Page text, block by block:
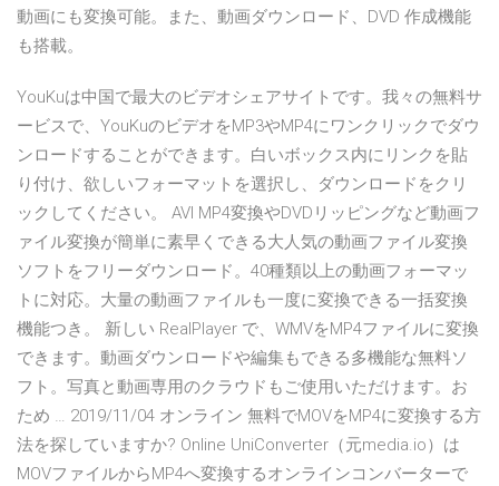
動画にも変換可能。また、動画ダウンロード、DVD 作成機能
も搭載。
YouKuは中国で最大のビデオシェアサイトです。我々の無料サ
ービスで、YouKuのビデオをMP3やMP4にワンクリックでダウ
ンロードすることができます。白いボックス内にリンクを貼
り付け、欲しいフォーマットを選択し、ダウンロードをクリ
ックしてください。 AVI MP4変換やDVDリッピングなど動画フ
ァイル変換が簡単に素早くできる大人気の動画ファイル変換
ソフトをフリーダウンロード。40種類以上の動画フォーマッ
トに対応。大量の動画ファイルも一度に変換できる一括変換
機能つき。 新しい RealPlayer で、WMVをMP4ファイルに変換
できます。動画ダウンロードや編集もできる多機能な無料ソ
フト。写真と動画専用のクラウドもご使用いただけます。お
ため … 2019/11/04 オンライン 無料でMOVをMP4に変換する方
法を探していますか? Online UniConverter（元media.io）は
MOVファイルからMP4へ変換するオンラインコンバーターで